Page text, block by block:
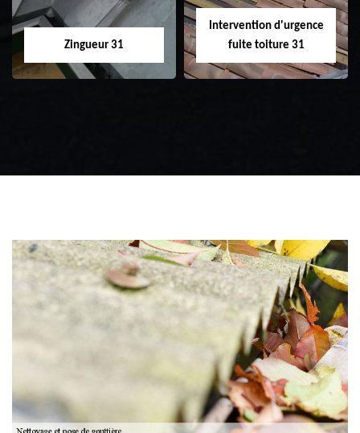
Zingueur 31
Intervention d'urgence
fuite toiture 31